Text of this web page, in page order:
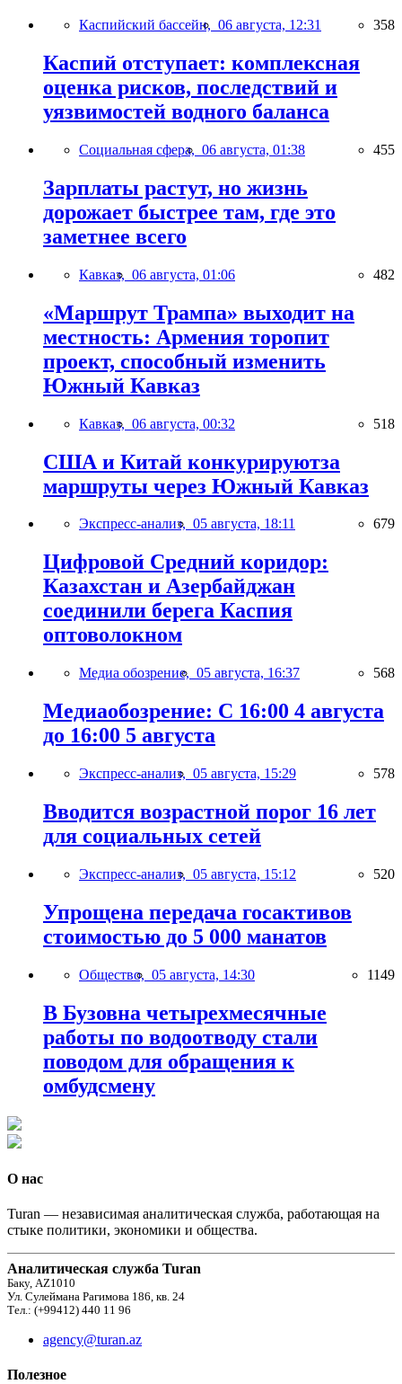
Каспийский бассейн, 06 августа, 12:31 358
Каспий отступает: комплексная
оценка рисков, последствий и
уязвимостей водного баланса
Социальная сфера, 06 августа, 01:38 455
Зарплаты растут, но жизнь
дорожает быстрее там, где это
заметнее всего
Кавказ, 06 августа, 01:06 482
«Маршрут Трампа» выходит на
местность: Армения торопит
проект, способный изменить
Южный Кавказ
Кавказ, 06 августа, 00:32 518
США и Китай конкурируютза
маршруты через Южный Кавказ
Экспресс-анализ, 05 августа, 18:11 679
Цифровой Средний коридор:
Казахстан и Азербайджан
соединили берега Каспия
оптоволокном
Медиа обозрение, 05 августа, 16:37 568
Медиаобозрение: С 16:00 4 августа
до 16:00 5 августа
Экспресс-анализ, 05 августа, 15:29 578
Вводится возрастной порог 16 лет
для социальных сетей
Экспресс-анализ, 05 августа, 15:12 520
Упрощена передача госактивов
стоимостью до 5 000 манатов
Общество, 05 августа, 14:30 1149
В Бузовна четырехмесячные
работы по водоотводу стали
поводом для обращения к
омбудсмену
О нас
Turan — независимая аналитическая служба, работающая на
стыке политики, экономики и общества.
Аналитическая служба Turan
Баку, AZ1010
Ул. Сулеймана Рагимова 186, кв. 24
Тел.: (+99412) 440 11 96
agency@turan.az
Полезное